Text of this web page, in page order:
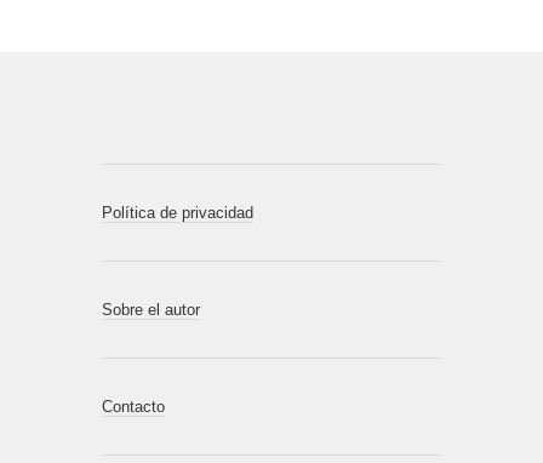
Política de privacidad
Sobre el autor
Contacto